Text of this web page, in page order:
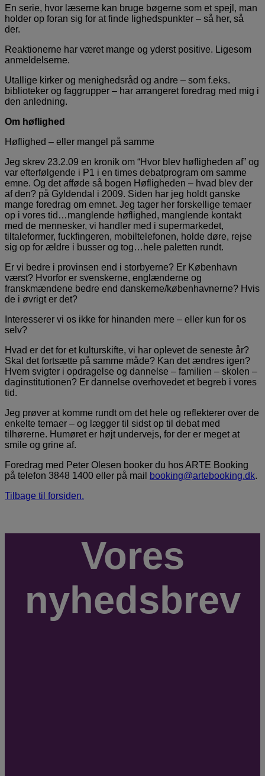
En serie, hvor læserne kan bruge bøgerne som et spejl, man
holder op foran sig for at finde lighedspunkter – så her, så
der.
Reaktionerne har været mange og yderst positive. Ligesom
anmeldelserne.
Utallige kirker og menighedsråd og andre – som f.eks.
biblioteker og faggrupper – har arrangeret foredrag med mig i
den anledning.
Om høflighed
Høflighed – eller mangel på samme
Jeg skrev 23.2.09 en kronik om “Hvor blev høfligheden af” og
var efterfølgende i P1 i en times debatprogram om samme
emne. Og det afføde så bogen Høfligheden – hvad blev der
af den? på Gyldendal i 2009. Siden har jeg holdt ganske
mange foredrag om emnet. Jeg tager her forskellige temaer
op i vores tid…manglende høflighed, manglende kontakt
med de mennesker, vi handler med i supermarkedet,
tiltaleformer, fuckfingeren, mobiltelefonen, holde døre, rejse
sig op for ældre i busser og tog…hele paletten rundt.
Er vi bedre i provinsen end i storbyerne? Er København
værst? Hvorfor er svenskerne, englænderne og
franskmændene bedre end danskerne/københavnerne? Hvis
de i øvrigt er det?
Interesserer vi os ikke for hinanden mere – eller kun for os
selv?
Hvad er det for et kulturskifte, vi har oplevet de seneste år?
Skal det fortsætte på samme måde? Kan det ændres igen?
Hvem svigter i opdragelse og dannelse – familien – skolen –
daginstitutionen? Er dannelse overhovedet et begreb i vores
tid.
Jeg prøver at komme rundt om det hele og reflekterer over de
enkelte temaer – og lægger til sidst op til debat med
tilhørerne. Humøret er højt undervejs, for der er meget at
smile og grine af.
Foredrag med Peter Olesen booker du hos ARTE Booking
på telefon 3848 1400 eller på mail
booking@artebooking.dk.
Tilbage til forsiden.
Vores
nyhedsbrev